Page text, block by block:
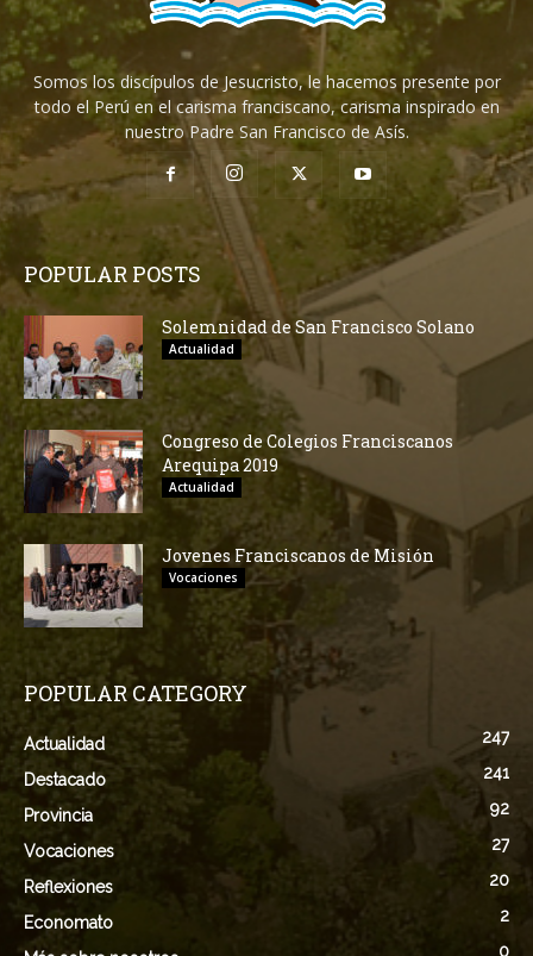
Somos los discípulos de Jesucristo, le hacemos presente por
todo el Perú en el carisma franciscano, carisma inspirado en
nuestro Padre San Francisco de Asís.
POPULAR POSTS
Solemnidad de San Francisco Solano
Actualidad
Congreso de Colegios Franciscanos
Arequipa 2019
Actualidad
Jovenes Franciscanos de Misión
Vocaciones
POPULAR CATEGORY
Actualidad 247
Destacado 241
Provincia 92
Vocaciones 27
Reflexiones 20
Economato 2
0